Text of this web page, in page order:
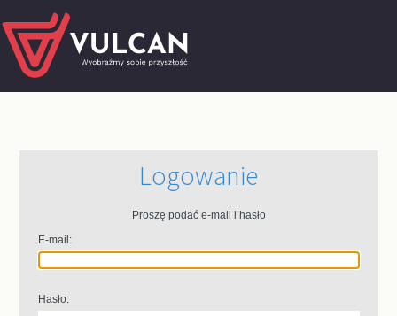
Logowanie
Proszę podać e-mail i hasło
E-mail:
Hasło: